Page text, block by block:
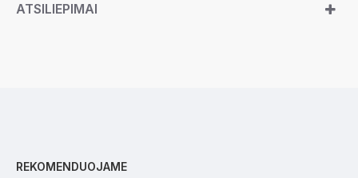
ATSILIEPIMAI
REKOMENDUOJAME